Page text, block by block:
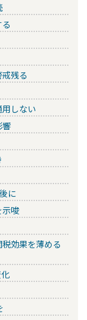
残る
しない
響
に
唆
効果を薄める